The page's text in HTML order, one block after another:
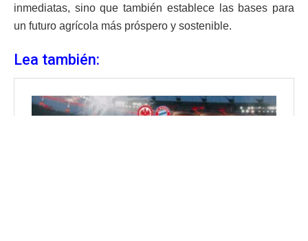
inmediatas, sino que también establece las bases para
un futuro agrícola más próspero y sostenible.
Lea también: